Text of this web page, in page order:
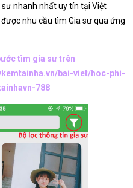
nhanh nhất uy tín tại Việt
nhu cầu tìm Gia sư qua ứng
tìm gia sư trên
bai-viet/hoc-phi-
788